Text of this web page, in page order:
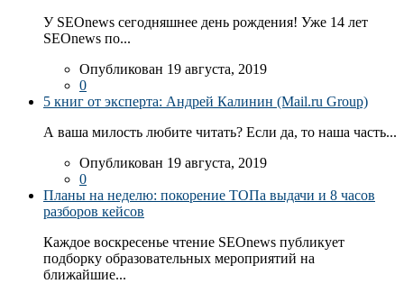
У SEOnews сегодняшнее день рождения! Уже 14 лет
SEOnews по...
Опубликован 19 августа, 2019
0
5 книг от эксперта: Андрей Калинин (Mail.ru Group)
А ваша милость любите читать? Если да, то наша часть...
Опубликован 19 августа, 2019
0
Планы на неделю: покорение ТОПа выдачи и 8 часов
разборов кейсов
Каждое воскресенье чтение SEOnews публикует
подборку образовательных мероприятий на
ближайшие...